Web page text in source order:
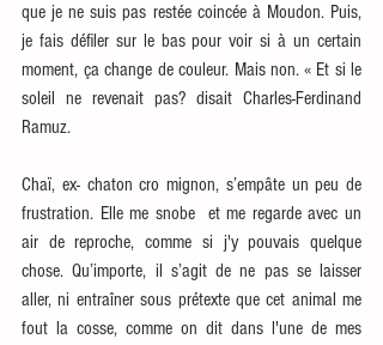
que je ne suis pas restée coincée à Moudon. Puis,
je fais défiler sur le bas pour voir si à un certain
moment, ça change de couleur. Mais non. « Et si le
soleil ne revenait pas? disait Charles-Ferdinand
Ramuz.
Chaï, ex- chaton cro mignon, s’empâte un peu de
frustration. Elle me snobe  et me regarde avec un
air de reproche, comme si j'y pouvais quelque
chose. Qu’importe, il s’agit de ne pas se laisser
aller, ni entraîner sous prétexte que cet animal me
fout la cosse, comme on dit dans l'une de mes